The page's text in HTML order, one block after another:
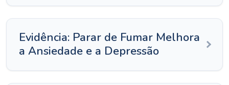
Evidência: Parar de Fumar Melhora
a Ansiedade e a Depressão